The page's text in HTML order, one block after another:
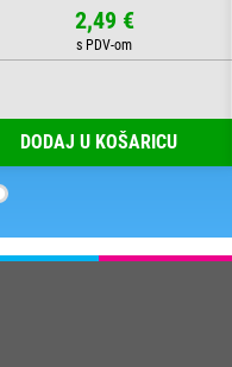
2,49 €
DODAJ U KOŠARICU